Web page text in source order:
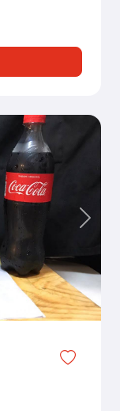
Next